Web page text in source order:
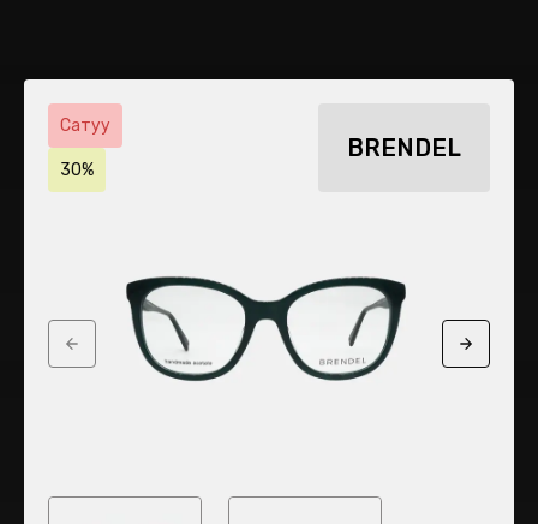
Сатуу
30%
BRENDEL
Previous slide Next